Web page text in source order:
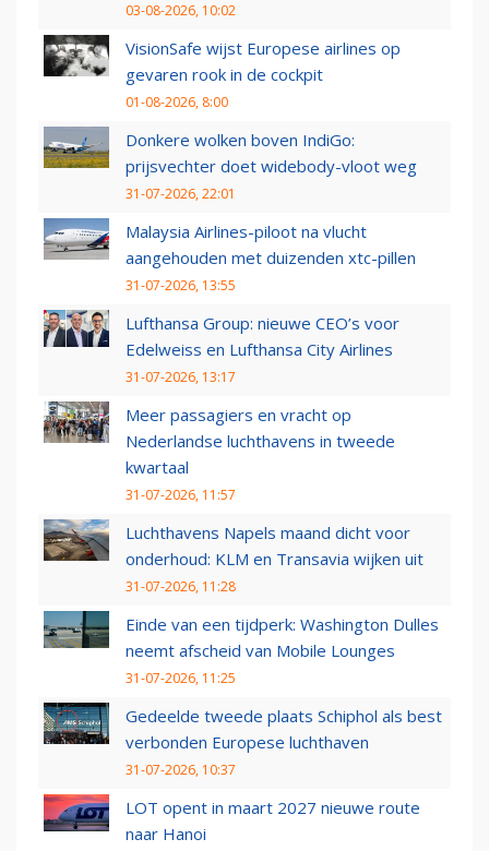
03-08-2026, 10:02
VisionSafe wijst Europese airlines op
gevaren rook in de cockpit
01-08-2026, 8:00
Donkere wolken boven IndiGo:
prijsvechter doet widebody-vloot weg
31-07-2026, 22:01
Malaysia Airlines-piloot na vlucht
aangehouden met duizenden xtc-pillen
31-07-2026, 13:55
Lufthansa Group: nieuwe CEO’s voor
Edelweiss en Lufthansa City Airlines
31-07-2026, 13:17
Meer passagiers en vracht op
Nederlandse luchthavens in tweede
kwartaal
31-07-2026, 11:57
Luchthavens Napels maand dicht voor
onderhoud: KLM en Transavia wijken uit
31-07-2026, 11:28
Einde van een tijdperk: Washington Dulles
neemt afscheid van Mobile Lounges
31-07-2026, 11:25
Gedeelde tweede plaats Schiphol als best
verbonden Europese luchthaven
31-07-2026, 10:37
LOT opent in maart 2027 nieuwe route
naar Hanoi